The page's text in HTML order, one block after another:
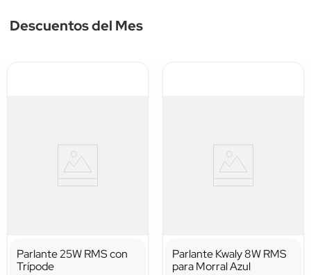
Descuentos del Mes
Parlante 25W RMS con
Trípode
Parlante Kwaly 8W RMS
para Morral Azul